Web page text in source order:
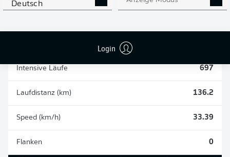
Deutsch
Login
Intensive Läufe 697
Laufdistanz (km) 136.2
Speed (km/h) 33.39
Flanken 0